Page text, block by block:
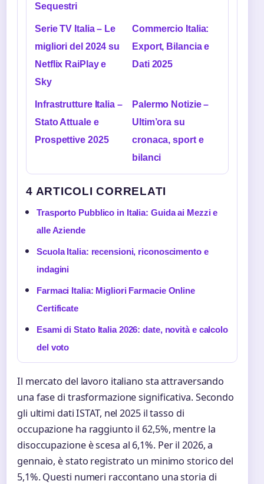
Sequestri
Serie TV Italia – Le
migliori del 2024 su
Netflix RaiPlay e
Sky
Commercio Italia:
Export, Bilancia e
Dati 2025
Infrastrutture Italia –
Stato Attuale e
Prospettive 2025
Palermo Notizie –
Ultim’ora su
cronaca, sport e
bilanci
4 ARTICOLI CORRELATI
Trasporto Pubblico in Italia: Guida ai Mezzi e
alle Aziende
Scuola Italia: recensioni, riconoscimento e
indagini
Farmaci Italia: Migliori Farmacie Online
Certificate
Esami di Stato Italia 2026: date, novità e calcolo
del voto
Il mercato del lavoro italiano sta attraversando
una fase di trasformazione significativa. Secondo
gli ultimi dati ISTAT, nel 2025 il tasso di
occupazione ha raggiunto il 62,5%, mentre la
disoccupazione è scesa al 6,1%. Per il 2026, a
gennaio, è stato registrato un minimo storico del
5,1%. Questi numeri raccontano una storia di